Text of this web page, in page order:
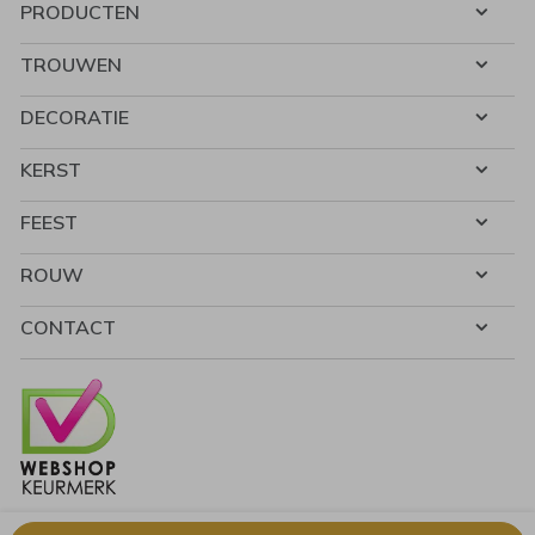
PRODUCTEN
TROUWEN
DECORATIE
KERST
FEEST
ROUW
CONTACT